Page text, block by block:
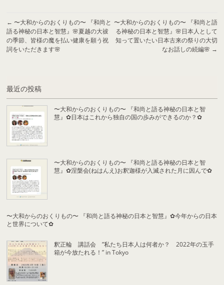
← 〜大和からのおくりもの〜 『和尚と
語る神秘の日本と智慧』🌸夏越の大祓
の季節、皆様の魔を払い健康を願う祝
詞をいただきます🌸
〜大和からのおくりもの〜 『和尚と語
る神秘の日本と智慧』🌸日本人として
知って置いたい日本古来の祭りの大切
なお話しの続編🌸 →
最近の投稿
〜大和からのおくりもの〜 『和尚と語る神秘の日本と智
慧』✿日本はこれから独自の国の歩みができるのか？✿
〜大和からのおくりもの〜 『和尚と語る神秘の日本と智
慧』✿涅槃会(ねはんえ)お釈迦様が入滅された月に因んで✿
〜大和からのおくりもの〜 『和尚と語る神秘の日本と智慧』✿今年からの日本
と世界について✿
釈正輪 講話会 ”私たち日本人は何者か？ 2022年の玉手
箱が今放たれる！” in Tokyo